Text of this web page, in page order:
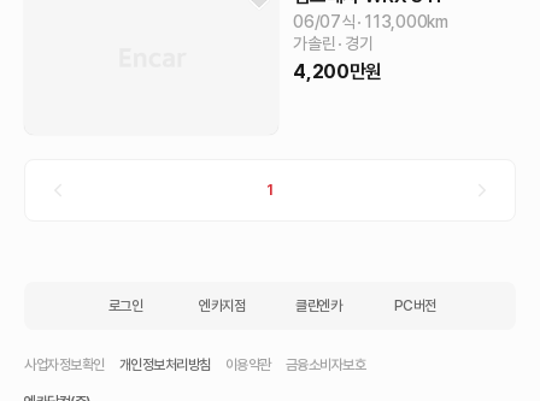
06/07식 113,000km
가솔린
경기
4,200만원
1
로그인 엔카지점 클린엔카 PC버전
사업자정보확인 개인정보처리방침 이용약관 금융소비자보호